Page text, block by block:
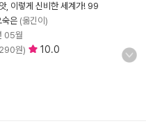
앗, 이렇게 신비한 세계가! 99
숙은 (옮긴이)
05월
원)
10.0